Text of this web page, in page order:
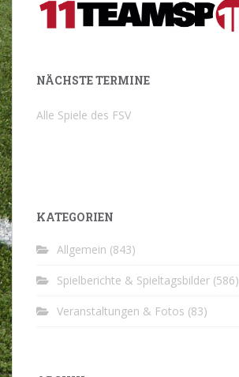
NÄCHSTE TERMINE
Alle Spiele des FSV
KATEGORIEN
Allgemein (843)
Spielberichte & Spieltagsbilder (586)
Veranstaltungen & Fotos (83)